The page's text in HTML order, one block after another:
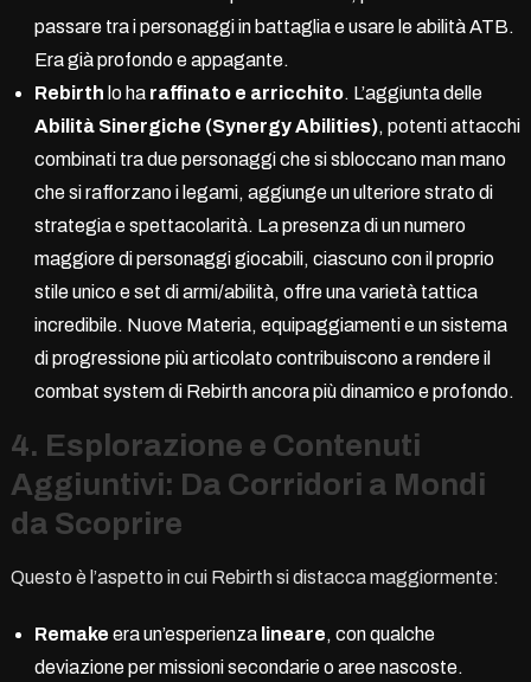
passare tra i personaggi in battaglia e usare le abilità ATB.
Era già profondo e appagante.
Rebirth lo ha raffinato e arricchito. L’aggiunta delle
Abilità Sinergiche (Synergy Abilities), potenti attacchi
combinati tra due personaggi che si sbloccano man mano
che si rafforzano i legami, aggiunge un ulteriore strato di
strategia e spettacolarità. La presenza di un numero
maggiore di personaggi giocabili, ciascuno con il proprio
stile unico e set di armi/abilità, offre una varietà tattica
incredibile. Nuove Materia, equipaggiamenti e un sistema
di progressione più articolato contribuiscono a rendere il
combat system di Rebirth ancora più dinamico e profondo.
4. Esplorazione e Contenuti
Aggiuntivi: Da Corridori a Mondi
da Scoprire
Questo è l’aspetto in cui Rebirth si distacca maggiormente:
Remake era un’esperienza lineare, con qualche
deviazione per missioni secondarie o aree nascoste.